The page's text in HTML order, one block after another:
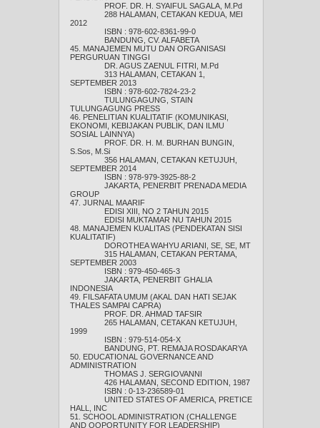
PROF. DR. H. SYAIFUL SAGALA, M.Pd
288 HALAMAN, CETAKAN KEDUA, MEI
2012
ISBN : 978-602-8361-99-0
BANDUNG, CV. ALFABETA
45. MANAJEMEN MUTU DAN ORGANISASI
PERGURUAN TINGGI
DR. AGUS ZAENUL FITRI, M.Pd
313 HALAMAN, CETAKAN 1,
SEPTEMBER 2013
ISBN : 978-602-7824-23-2
TULUNGAGUNG, STAIN
TULUNGAGUNG PRESS
46. PENELITIAN KUALITATIF (KOMUNIKASI,
EKONOMI, KEBIJAKAN PUBLIK, DAN ILMU
SOSIAL LAINNYA)
PROF. DR. H. M. BURHAN BUNGIN,
S.Sos, M.Si
356 HALAMAN, CETAKAN KETUJUH,
SEPTEMBER 2014
ISBN : 978-979-3925-88-2
JAKARTA, PENERBIT PRENADA MEDIA
GROUP
47. JURNAL MAARIF
EDISI XIII, NO 2 TAHUN 2015
EDISI MUKTAMAR NU TAHUN 2015
48. MANAJEMEN KUALITAS (PENDEKATAN SISI
KUALITATIF)
DOROTHEA WAHYU ARIANI, SE, SE, MT
315 HALAMAN, CETAKAN PERTAMA,
SEPTEMBER 2003
ISBN : 979-450-465-3
JAKARTA, PENERBIT GHALIA
INDONESIA
49. FILSAFATA UMUM (AKAL DAN HATI SEJAK
THALES SAMPAI CAPRA)
PROF. DR. AHMAD TAFSIR
265 HALAMAN, CETAKAN KETUJUH,
1999
ISBN : 979-514-054-X
BANDUNG, PT. REMAJA ROSDAKARYA
50. EDUCATIONAL GOVERNANCE AND
ADMINISTRATION
THOMAS J. SERGIOVANNI
426 HALAMAN, SECOND EDITION, 1987
ISBN : 0-13-236589-01
UNITED STATES OF AMERICA, PRETICE
HALL, INC
51. SCHOOL ADMINISTRATION (CHALLENGE
AND OOPORTUNITY FOR LEADERSHIP)